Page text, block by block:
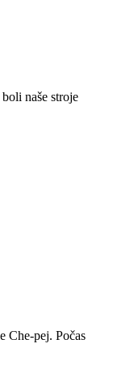
naše stroje
Che-pej. Počas